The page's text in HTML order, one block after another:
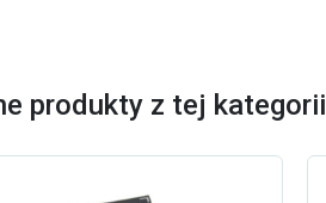
produkty z tej kategorii